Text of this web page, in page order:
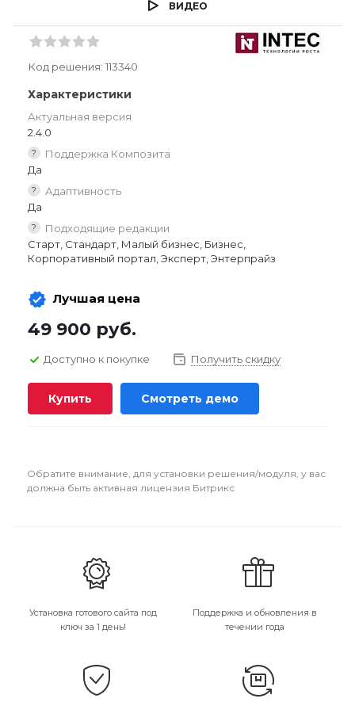
ВИДЕО
Код решения: 113340
Характеристики
Актуальная версия
2.4.0
?
Поддержка Композита
Да
?
Адаптивность
Да
?
Подходящие редакции
Старт, Стандарт, Малый бизнес, Бизнес,
Корпоративный портал, Эксперт, Энтерпрайз
Лучшая цена
49 900 руб.
Доступно к покупке Получить скидку
Купить Смотреть демо
Обратите внимание, для установки решения/модуля, у вас
должна быть активная лицензия Битрикс
Установка готового сайта под
ключ за 1 день!
Поддержка и обновления в
течении года